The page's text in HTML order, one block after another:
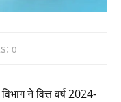
0
ने वित्त वर्ष 2024-